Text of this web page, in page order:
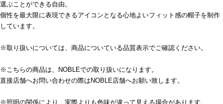
選ぶことができる自由。
個性を最大限に表現できるアイコンとなる心地よいフィット感の帽子を制作
しています。
※取り扱いについては、商品についている品質表示でご確認ください。
※こちらの商品は、NOBLEでの取り扱いになります。
直接店舗へお問い合わせの際はNOBLE店舗へお願い致します。
※照明の関係により、実際よりも色味が違って見える場合があります。